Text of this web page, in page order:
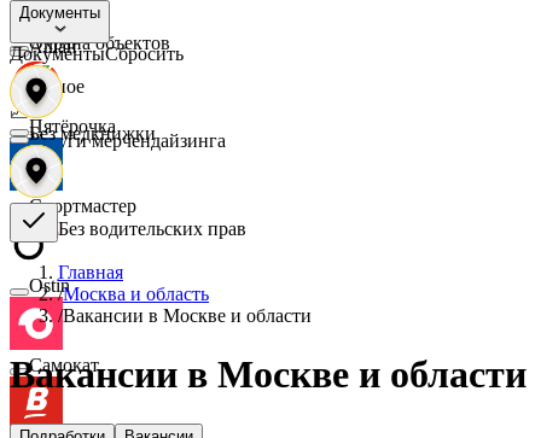
🛡️
Охрана объектов
🔎
Разное
📈
Услуги мерчендайзинга
Ашан
Пятёрочка
Спортмастер
Ostin
Самокат
Документы
ДокументыСбросить
Без медкнижки
Без водительских прав
Главная
/Москва и область
/Вакансии в Москве и области
Вакансии в Москве и области